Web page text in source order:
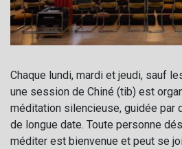
Chaque lundi, mardi et jeudi, sauf
une session de Chiné (tib) est
méditation silencieuse, guidée par
de longue date. Toute personne
méditer est bienvenue et peut se